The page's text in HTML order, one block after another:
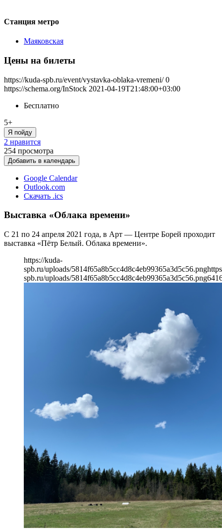
Станция метро
Маяковская
Цены на билеты
https://kuda-spb.ru/event/vystavka-oblaka-vremeni/ 0
https://schema.org/InStock 2021-04-19T21:48:00+03:00
Бесплатно
5+
Я пойду
2 нравится
254 просмотра
Добавить в календарь
Google Calendar
Outlook.com
Скачать .ics
Выставка «Облака времени»
С 21 по 24 апреля 2021 года, в Арт — Центре Борей проходит
выставка «Пётр Белый. Облака времени».
https://kuda-
spb.ru/uploads/5814f65a8b5cc4d8c4eb99365a3d5c56.png
spb.ru/uploads/5814f65a8b5cc4d8c4eb99365a3d5c56.png641